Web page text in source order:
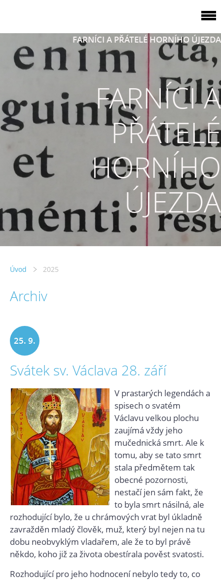
FARNÍCI A PŘÁTELÉ HORNÍHO ÚJEZDA
FARNÍCI A
PŘÁTELÉ
HORNÍHO
ÚJEZDA
Úvod 2025
Archiv
25. 9.
2025
Svátek sv. Václava 28. září
V prastarých legendách a
spisech o svatém
Václavu velkou plochu
zaujímá vždy jeho
mučednická smrt. Ale k
tomu, aby se tato smrt
stala předmětem tak
obecné pozornosti,
nestačí jen sám fakt, že
to byla smrt násilná, ale
rozhodující bylo, že u chrámových vrat byl úkladně
zavražděn mladý člověk, muž, který byl nejen na tu
dobu neobvyklým vladařem, ale že to byl právě
někdo, koho již za života obestírala pověst svatosti.
Rozhodující pro jeho hodnocení nebylo tedy to, co